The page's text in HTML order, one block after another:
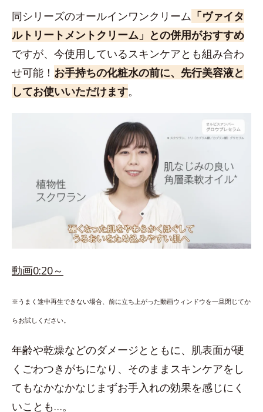
同シリーズのオールインワンクリーム 「ヴァイタ
ルトリートメントクリーム」との併用がおすすめ
ですが、今使用しているスキンケアとも組み合わ
せ可能！ お手持ちの化粧水の前に、先行美容液と
してお使いいただけます。
動画0:20～
※うまく途中再生できない場合、前に立ち上がった動画ウィンドウを一旦閉じてか
らお試しください。
年齢や乾燥などのダメージとともに、肌表面が硬
くごわつきがちになり、そのままスキンケアをし
てもなかなかなじまずお手入れの効果を感じにく
いことも…。